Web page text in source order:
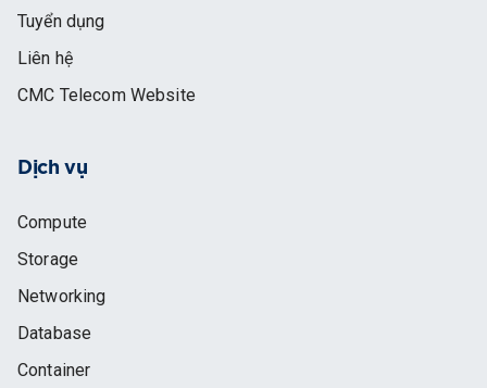
Tuyển dụng
Liên hệ
CMC Telecom Website
Dịch vụ
Compute
Storage
Networking
Database
Container